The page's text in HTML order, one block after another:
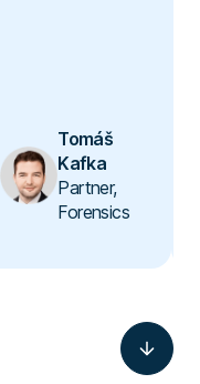
Tomáš
Kafka
Partner,
Forensics